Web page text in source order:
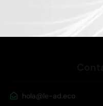
hola@le-ad.eco